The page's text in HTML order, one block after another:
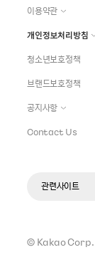
이용약관
개인정보처리방침
청소년보호정책
브랜드보호정책
공지사항
Contact Us
관련사이트
© Kakao Corp.